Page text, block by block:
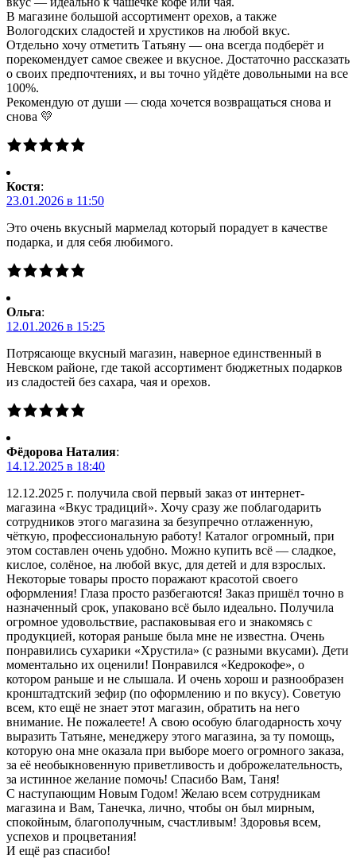
В магазине большой ассортимент орехов, а также
Вологодских сладостей и хрустиков на любой вкус.
Отдельно хочу отметить Татьяну — она всегда подберёт и
порекомендует самое свежее и вкусное. Достаточно рассказать
о своих предпочтениях, и вы точно уйдёте довольными на все
100%.
Рекомендую от души — сюда хочется возвращаться снова и
снова 💛
Костя:
23.01.2026 в 11:50
Это очень вкусный мармелад который порадует в качестве
подарка, и для себя любимого.
Ольга:
12.01.2026 в 15:25
Потрясающе вкусный магазин, наверное единственный в
Невском районе, где такой ассортимент бюджетных подарков
из сладостей без сахара, чая и орехов.
Фёдорова Наталия:
14.12.2025 в 18:40
12.12.2025 г. получила свой первый заказ от интернет-
магазина «Вкус традиций». Хочу сразу же поблагодарить
сотрудников этого магазина за безупречно отлаженную,
чёткую, профессиональную работу! Каталог огромный, при
этом составлен очень удобно. Можно купить всё — сладкое,
кислое, солёное, на любой вкус, для детей и для взрослых.
Некоторые товары просто поражают красотой своего
оформления! Глаза просто разбегаются! Заказ пришёл точно в
назначенный срок, упаковано всё было идеально. Получила
огромное удовольствие, распаковывая его и знакомясь с
продукцией, которая раньше была мне не известна. Очень
понравились сухарики «Хрустила» (с разными вкусами). Дети
моментально их оценили! Понравился «Кедрокофе», о
котором раньше и не слышала. И очень хорош и разнообразен
кронштадтский зефир (по оформлению и по вкусу). Советую
всем, кто ещё не знает этот магазин, обратить на него
внимание. Не пожалеете! А свою особую благодарность хочу
выразить Татьяне, менеджеру этого магазина, за ту помощь,
которую она мне оказала при выборе моего огромного заказа,
за её необыкновенную приветливость и доброжелательность,
за истинное желание помочь! Спасибо Вам, Таня!
С наступающим Новым Годом! Желаю всем сотрудникам
магазина и Вам, Танечка, лично, чтобы он был мирным,
спокойным, благополучным, счастливым! Здоровья всем,
успехов и процветания!
И ещё раз спасибо!